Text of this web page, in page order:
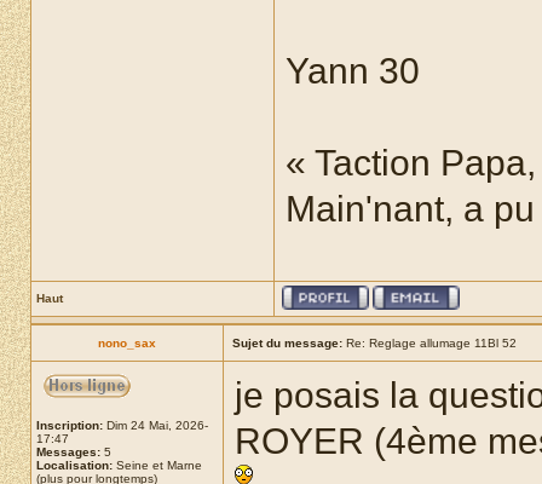
Yann 30
« Taction
Main'nant, a pu
Haut
nono_sax Sujet du message: Re: Reglage allumage 11Bl 52
Inscription: Dim 24 Mai, 2026-
17:47
Messages: 5
Localisation: Seine et Marne
(plus pour longtemps)
je posais la
ROYER (4ème